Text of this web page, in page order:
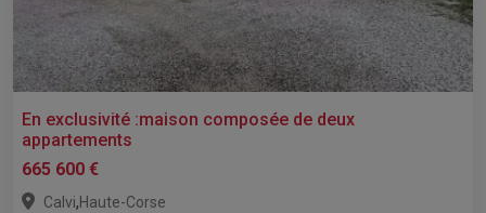
En exclusivité :maison composée de deux
appartements
665 600 €
Calvi,Haute-Corse